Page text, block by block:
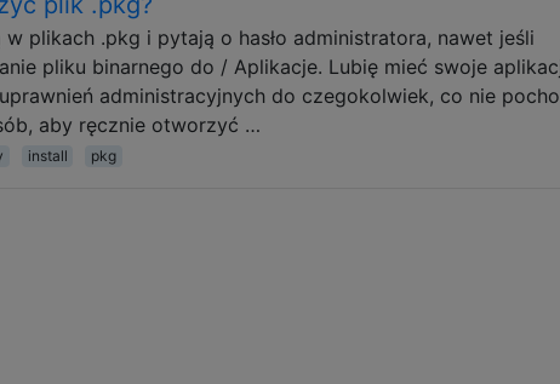
plikach .pkg i pytają o hasło administratora, nawet jeśli
pliku binarnego do / Aplikacje. Lubię mieć swoje
administracyjnych do czegokolwiek, co nie
aby ręcznie otworzyć …
install pkg